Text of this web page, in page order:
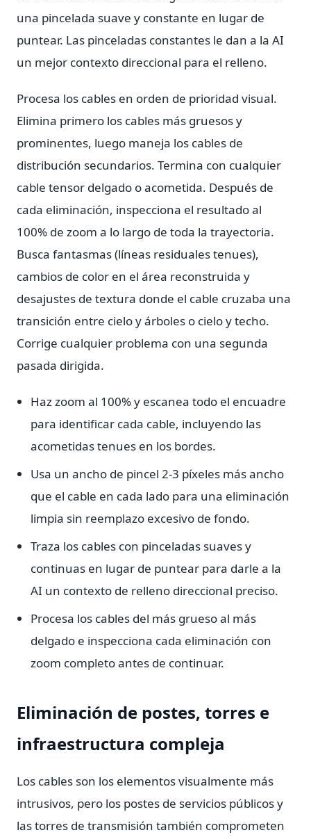
una pincelada suave y constante en lugar de
puntear. Las pinceladas constantes le dan a la AI
un mejor contexto direccional para el relleno.
Procesa los cables en orden de prioridad visual.
Elimina primero los cables más gruesos y
prominentes, luego maneja los cables de
distribución secundarios. Termina con cualquier
cable tensor delgado o acometida. Después de
cada eliminación, inspecciona el resultado al
100% de zoom a lo largo de toda la trayectoria.
Busca fantasmas (líneas residuales tenues),
cambios de color en el área reconstruida y
desajustes de textura donde el cable cruzaba una
transición entre cielo y árboles o cielo y techo.
Corrige cualquier problema con una segunda
pasada dirigida.
Haz zoom al 100% y escanea todo el encuadre
para identificar cada cable, incluyendo las
acometidas tenues en los bordes.
Usa un ancho de pincel 2-3 píxeles más ancho
que el cable en cada lado para una eliminación
limpia sin reemplazo excesivo de fondo.
Traza los cables con pinceladas suaves y
continuas en lugar de puntear para darle a la
AI un contexto de relleno direccional preciso.
Procesa los cables del más grueso al más
delgado e inspecciona cada eliminación con
zoom completo antes de continuar.
Eliminación de postes, torres e
infraestructura compleja
Los cables son los elementos visualmente más
intrusivos, pero los postes de servicios públicos y
las torres de transmisión también comprometen